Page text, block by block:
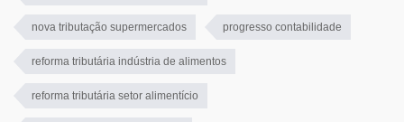
nova tributação supermercados progresso contabilidade
reforma tributária indústria de alimentos
reforma tributária setor alimentício